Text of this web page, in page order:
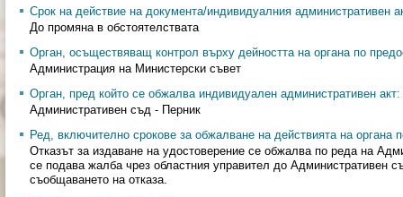
Срок на действие на документа/индивидуалния административен
До промяна в обстоятелствата
Орган, осъществяващ контрол върху дейността на органа по
Администрация на Министерски съвет
Орган, пред който се обжалва индивидуален административен акт:
Административен съд - Перник
Ред, включително срокове за обжалване на действията на органа
Отказът за издаване на удостоверение се обжалва по реда на
се подава жалба чрез областния управител до Административен
съобщаването на отказа.